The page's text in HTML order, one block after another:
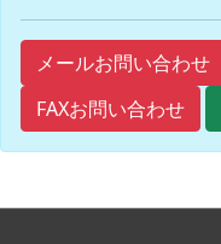
メールお問い合わせ
FAXお問い合わせ